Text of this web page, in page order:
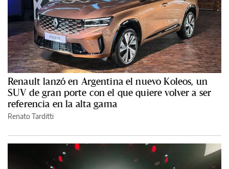
Renault lanzó en Argentina el nuevo Koleos, un
SUV de gran porte con el que quiere volver a ser
referencia en la alta gama
Renato Tarditti